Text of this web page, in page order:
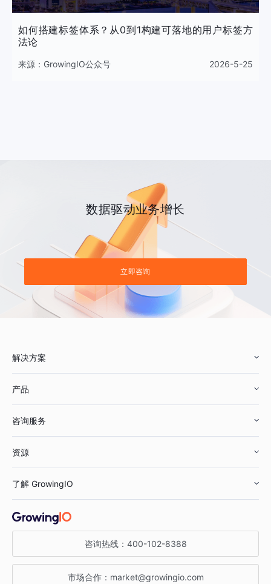
如何搭建标签体系？从0到1构建可落地的用户标签方
法论
来源： GrowingIO公众号 2026-5-25
数据驱动业务增长
立即咨询
解决方案
鞋服行业
汽车行业
金融行业
产品
智能运营
获客分析
咨询服务
资源
增长公开课
增长博客
了解 GrowingIO
关于 GrowingIO
增长大会
咨询热线： 400-102-8388
市场合作： market@growingio.com